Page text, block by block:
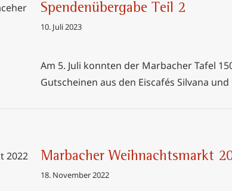
Spendenübergabe Teil 2
10. Juli 2023
Am 5. Juli konnten der Marbacher Tafel
Gutscheinen aus den Eiscafés Silvana
Marbacher Weihnachtsmarkt
18. November 2022